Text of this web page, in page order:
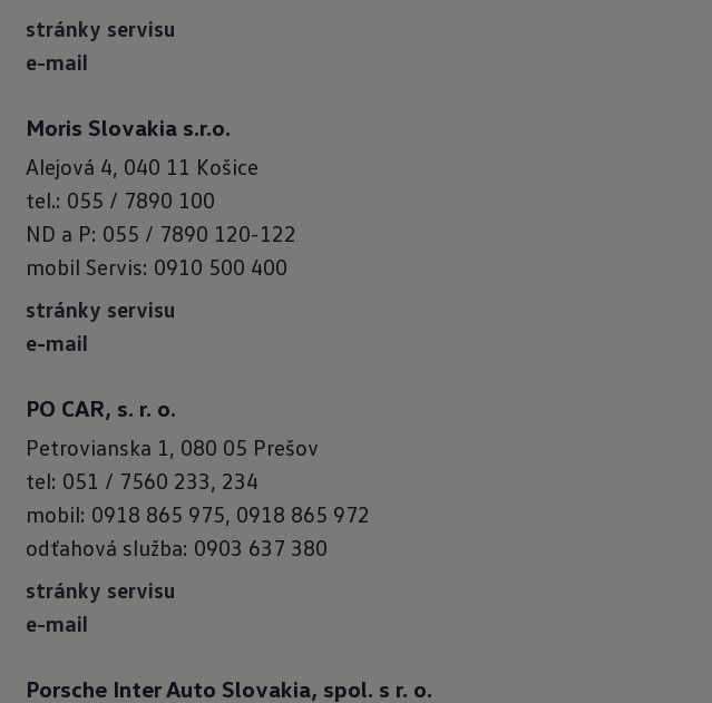
stránky servisu
e-mail
Moris Slovakia s.r.o.
Alejová 4, 040 11 Košice
tel.: 055 / 7890 100
ND a P: 055 / 7890 120-122
mobil Servis: 0910 500 400
stránky servisu
e-mail
PO CAR, s. r. o.
Petrovianska 1, 080 05 Prešov
tel: 051 / 7560 233, 234
mobil: 0918 865 975, 0918 865 972
odťahová služba: 0903 637 380
stránky servisu
e-mail
Porsche Inter Auto Slovakia, spol. s r. o.